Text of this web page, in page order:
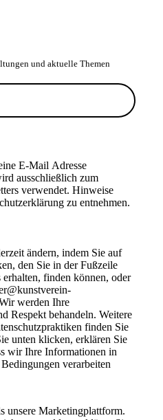
und aktuelle Themen
E-Mail Adresse
ausschließlich zum
verwendet. Hinweise
zu entnehmen.
ändern, indem Sie auf
den Sie in der Fußzeile
finden können, oder
werden Ihre
Respekt behandeln. Weitere
finden Sie
unten klicken, erklären Sie
wir Ihre Informationen in
verarbeiten
unsere Marketingplattform.